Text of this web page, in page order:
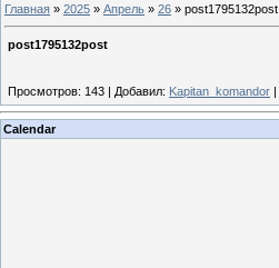
Главная » 2025 » Апрель » 26 » post1795132post
post1795132post
Просмотров: 143 | Добавил: Kapitan_komandor |
Calendar